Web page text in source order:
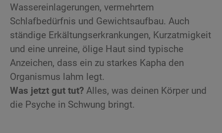
Wassereinlagerungen, vermehrtem
Schlafbedürfnis und Gewichtsaufbau. Auch
ständige Erkältungserkrankungen, Kurzatmigkeit
und eine unreine, ölige Haut sind typische
Anzeichen, dass ein zu starkes Kapha den
Organismus lahm legt.
Was jetzt gut tut? Alles, was deinen Körper und
die Psyche in Schwung bringt.